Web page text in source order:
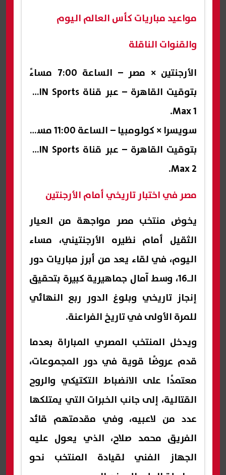
مواعيد مباريات كأس العالم اليوم
والقنوات الناقلة
الأرجنتين × مصر – الساعة 7:00 مساءً
بتوقيت القاهرة – عبر قناة beIN Sports
Max 1.
سويسرا × كولومبيا – الساعة 11:00 مساءً
بتوقيت القاهرة – عبر قناة beIN Sports
Max 2.
مصر في اختبار تاريخي أمام الأرجنتين
يخوض منتخب مصر مواجهة من العيار
الثقيل أمام نظيره الأرجنتيني، مساء
اليوم، في لقاء يعد من أبرز مباريات دور
الـ16، وسط آمال جماهيرية كبيرة بتحقيق
إنجاز تاريخي وبلوغ الدور ربع النهائي
للمرة الأولى في تاريخ الفراعنة.
ويدخل المنتخب المصري المباراة بعدما
قدم عروضًا قوية في دور المجموعات،
معتمدًا على الانضباط التكتيكي والروح
القتالية، إلى جانب الخبرات التي يمتلكها
عدد من لاعبيه، وفي مقدمتهم قائد
الفريق محمد صلاح، الذي يعول عليه
الجهاز الفني لقيادة المنتخب نحو